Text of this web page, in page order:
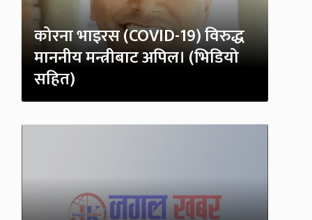
कोरना भाइरस (COVID-19) विरुद्ध
माननीय मन्त्रीबाट अपिल। (भिडियो
सहित)